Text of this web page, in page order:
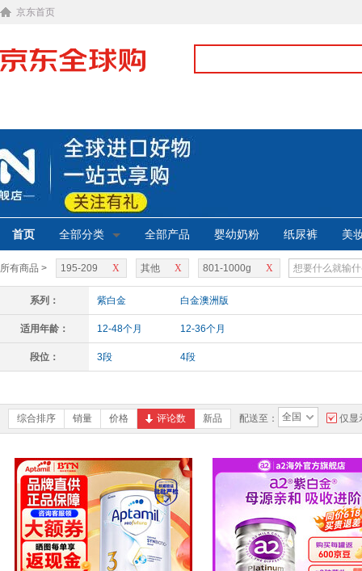
京东首页
首页 全部分类 全部产品 婴幼奶粉 纸尿裤 美
所有商品 > X
195-209 X
其他 X
801-1000g
系列： 紫白金 白金澳洲版
适用年龄： 12-48个月 12-36个月
段位： 3段 4段
综合排序 销量 价格 评论数 新品 配送至： 全国 仅显